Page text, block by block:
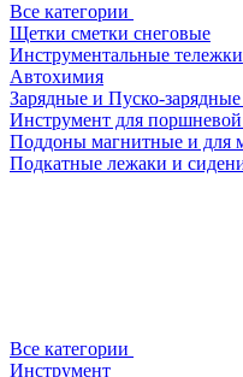
Все категории
Щетки сметки снеговые
Инструментальные тележки
Автохимия
Зарядные и Пуско-зарядные
Инструмент для
Поддоны магнитные и для
Подкатные лежаки и
Все категории
Инструмент